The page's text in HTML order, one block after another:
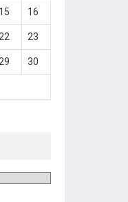
15 16
22 23
29 30